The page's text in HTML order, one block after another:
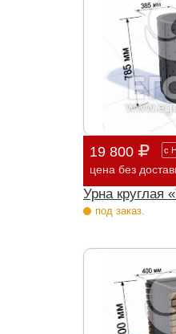
19 800 с
цена без
Урна круглая
под заказ.